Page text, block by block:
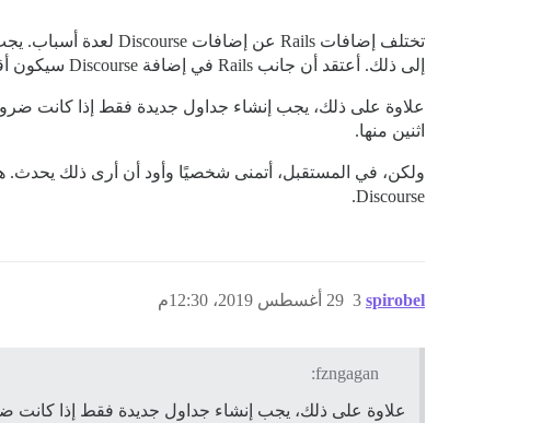
إلى ذلك. أعتقد أن جانب Rails في إضافة Discourse سيكون أقرب إلى إضافة Rails عامة، لكنها ليست الشيء نفسه.
اثنين منها.
ولكن، في المستقبل، أتمنى شخصيًا وأود أن أرى ذلك يحدث.
Discourse.
spirobel 29 أغسطس 2019، 12:30م 3
fzngagan: